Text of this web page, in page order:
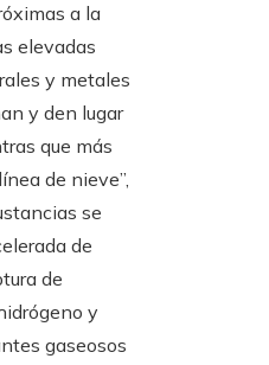
a la
elevadas
y metales
y den lugar
que más
de nieve”,
se
de
de
y
gaseosos